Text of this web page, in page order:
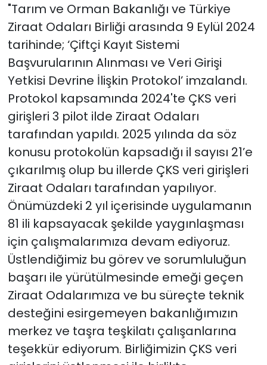
"Tarım ve Orman Bakanlığı ve Türkiye
Ziraat Odaları Birliği arasında 9 Eylül 2024
tarihinde; ‘Çiftçi Kayıt Sistemi
Başvurularının Alınması ve Veri Girişi
Yetkisi Devrine İlişkin Protokol’ imzalandı.
Protokol kapsamında 2024'te ÇKS veri
girişleri 3 pilot ilde Ziraat Odaları
tarafından yapıldı. 2025 yılında da söz
konusu protokolün kapsadığı il sayısı 21’e
çıkarılmış olup bu illerde ÇKS veri girişleri
Ziraat Odaları tarafından yapılıyor.
Önümüzdeki 2 yıl içerisinde uygulamanın
81 ili kapsayacak şekilde yaygınlaşması
için çalışmalarımıza devam ediyoruz.
Üstlendiğimiz bu görev ve sorumluluğun
başarı ile yürütülmesinde emeği geçen
Ziraat Odalarımıza ve bu süreçte teknik
desteğini esirgemeyen bakanlığımızın
merkez ve taşra teşkilatı çalışanlarına
teşekkür ediyorum. Birliğimizin ÇKS veri